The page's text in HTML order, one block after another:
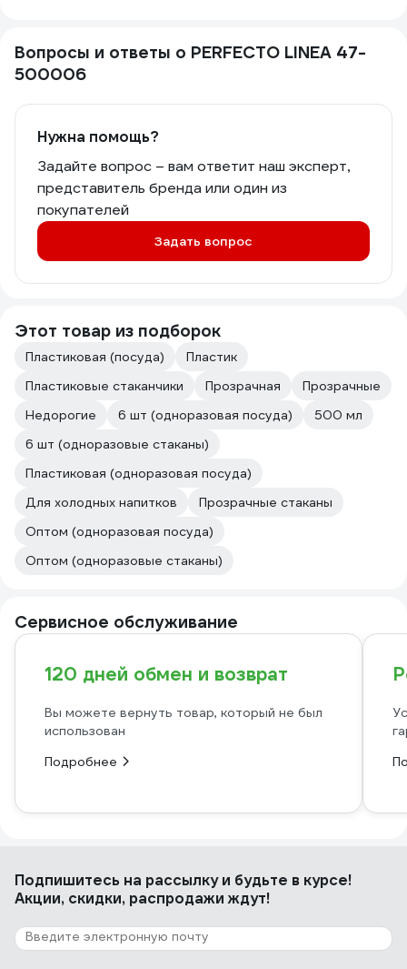
Вопросы и ответы о PERFECTO LINEA 47-
500006
Нужна помощь?
Задайте вопрос – вам ответит наш эксперт,
представитель бренда или один из
покупателей
Задать вопрос
Этот товар из подборок
Пластиковая (посуда)
Пластик
Пластиковые стаканчики
Прозрачная
Прозрачные
Недорогие
6 шт (одноразовая посуда)
500 мл
6 шт (одноразовые стаканы)
Пластиковая (одноразовая посуда)
Для холодных напитков
Прозрачные стаканы
Оптом (одноразовая посуда)
Оптом (одноразовые стаканы)
Сервисное обслуживание
120 дней обмен и возврат
Вы можете вернуть товар, который не был
использован
Подробнее
Подпишитесь на рассылкуи будьте в курсе!
Акции, скидки, распродажи ждут!